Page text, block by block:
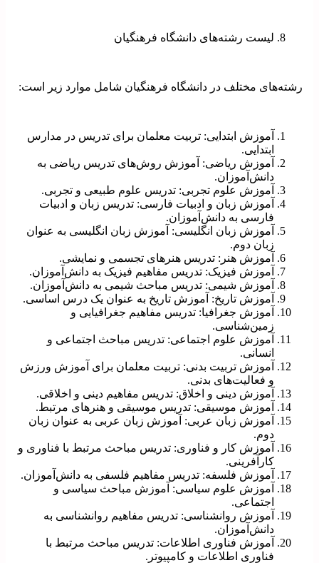
لیست رشته‌های دانشگاه فرهنگیان
رشته‌های مختلف در دانشگاه فرهنگیان شامل موارد زیر است:
آموزش ابتدایی: تربیت معلمان برای تدریس در مدارس
ابتدایی.
آموزش ریاضی: آموزش روش‌های تدریس ریاضی به
دانش‌آموزان.
آموزش علوم تجربی: تدریس علوم طبیعی و تجربی.
آموزش زبان و ادبیات فارسی: تدریس زبان و ادبیات
فارسی به دانش‌آموزان.
آموزش زبان انگلیسی: آموزش زبان انگلیسی به عنوان
زبان دوم.
آموزش هنر: تدریس هنرهای تجسمی و نمایشی.
آموزش فیزیک: تدریس مفاهیم فیزیک به دانش‌آموزان.
آموزش شیمی: تدریس مباحث شیمی به دانش‌آموزان.
آموزش تاریخ: آموزش تاریخ به عنوان یک درس اساسی.
آموزش جغرافیا: تدریس مفاهیم جغرافیایی و
زمین‌شناسی.
آموزش علوم اجتماعی: تدریس مباحث اجتماعی و
انسانی.
آموزش تربیت بدنی: تربیت معلمان برای آموزش ورزش
و فعالیت‌های بدنی.
آموزش دینی و اخلاق: تدریس مفاهیم دینی و اخلاقی.
آموزش موسیقی: تدریس موسیقی و هنرهای مرتبط.
آموزش زبان عربی: آموزش زبان عربی به عنوان زبان
دوم.
آموزش کار و فناوری: تدریس مباحث مرتبط با فناوری و
کارآفرینی.
آموزش فلسفه: تدریس مفاهیم فلسفی به دانش‌آموزان.
آموزش علوم سیاسی: آموزش مباحث سیاسی و
اجتماعی.
آموزش روانشناسی: تدریس مفاهیم روانشناسی به
دانش‌آموزان.
آموزش فناوری اطلاعات: تدریس مباحث مرتبط با
فناوری اطلاعات و کامپیوتر.